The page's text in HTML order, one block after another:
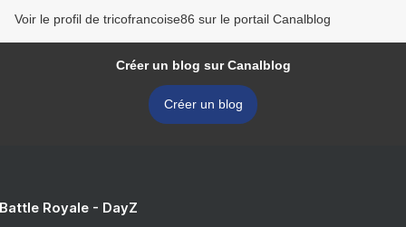
Voir le profil de tricofrancoise86 sur le portail Canalblog
Créer un blog sur Canalblog
Créer un blog
Royale - DayZ